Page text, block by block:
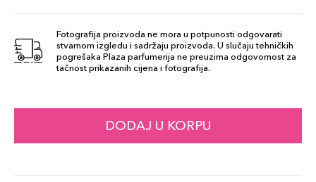
Fotografija proizvoda ne mora u potpunosti odgovarati
stvarnom izgledu i sadržaju proizvoda. U slučaju tehničkih
pogrešaka Plaza parfumerija ne preuzima odgovornost za
tačnost prikazanih cijena i fotografija.
DODAJ U KORPU